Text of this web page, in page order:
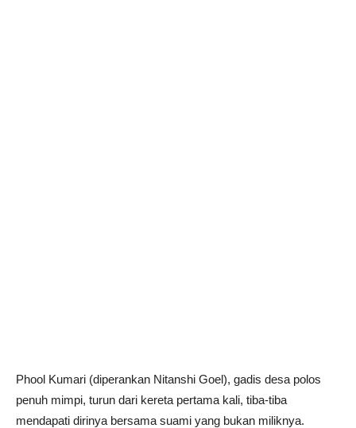
Phool Kumari (diperankan Nitanshi Goel), gadis desa polos
penuh mimpi, turun dari kereta pertama kali, tiba-tiba
mendapati dirinya bersama suami yang bukan miliknya.